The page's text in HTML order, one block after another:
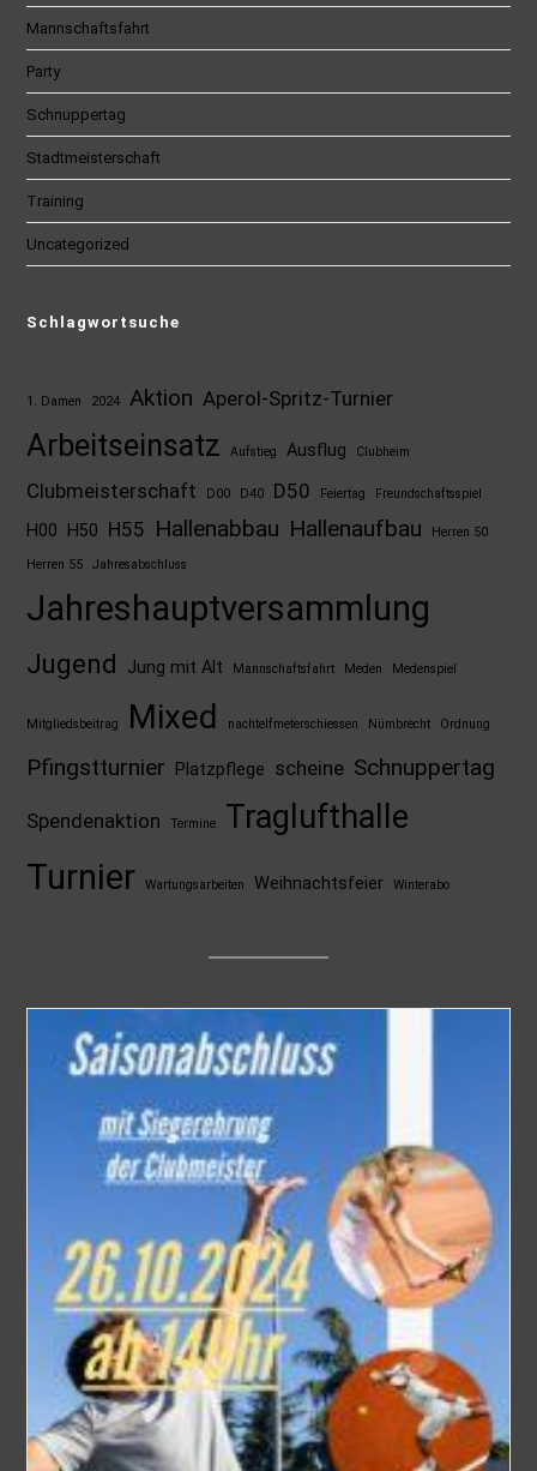
Mannschaftsfahrt
Party
Schnuppertag
Stadtmeisterschaft
Training
Uncategorized
Schlagwortsuche
1. Damen 2024 Aktion Aperol-Spritz-Turnier
Arbeitseinsatz Aufstieg Ausflug Clubheim
Clubmeisterschaft D00 D40 D50 Feiertag Freundschaftsspiel
H00 H50 H55 Hallenabbau Hallenaufbau Herren 50
Herren 55 Jahresabschluss
Jahreshauptversammlung
Jugend Jung mit Alt Mannschaftsfahrt Meden Medenspiel
Mitgliedsbeitrag Mixed nachtelfmeterschiessen Nümbrecht Ordnung
Pfingstturnier Platzpflege scheine Schnuppertag
Spendenaktion Termine Traglufthalle
Turnier Wartungsarbeiten Weihnachtsfeier Winterabo